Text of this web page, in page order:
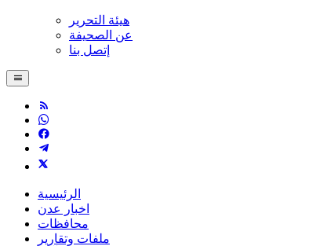
هيئة التحرير
عن الصحيفة
إتصل بنا
الرئيسية
اخبار عدن
محافظات
ملفات وتقارير